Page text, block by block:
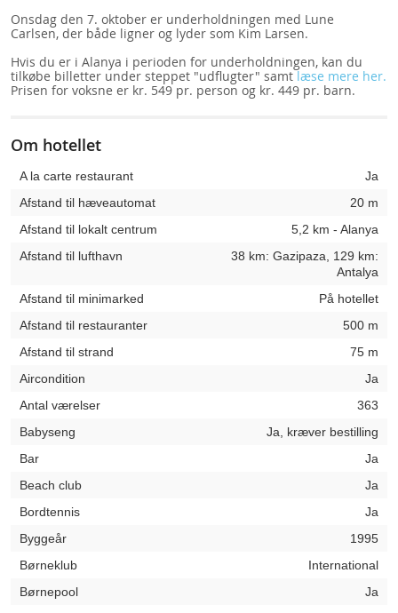
Onsdag den 7. oktober er underholdningen med Lune
Carlsen, der både ligner og lyder som Kim Larsen.
Hvis du er i Alanya i perioden for underholdningen, kan du
tilkøbe billetter under steppet "udflugter" samtlæse mere her.
Prisen for voksne er kr. 549 pr. person og kr. 449 pr. barn.
Om hotellet
A la carte restaurant
Ja
Afstand til hæveautomat
20 m
Afstand til lokalt centrum
5,2 km - Alanya
Afstand til lufthavn
38 km: Gazipaza, 129 km:
Antalya
Afstand til minimarked
På hotellet
Afstand til restauranter
500 m
Afstand til strand
75 m
Aircondition
Ja
Antal værelser
363
Babyseng
Ja, kræver bestilling
Bar
Ja
Beach club
Ja
Bordtennis
Ja
Byggeår
1995
Børneklub
International
Børnepool
Ja